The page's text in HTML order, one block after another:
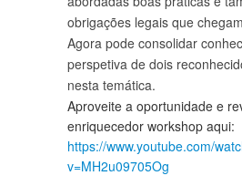
obrigações legais que
Agora pode consolidar
perspetiva de dois
nesta temática.
Aproveite a oportunidade e
enriquecedor workshop aqui:
https://www.youtube.com/
v=MH2u09705Og